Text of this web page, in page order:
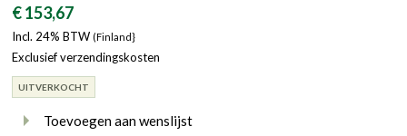
€ 153,67
Incl. 24% BTW (Finland}
Exclusief verzendingskosten
UITVERKOCHT
Toevoegen aan wenslijst